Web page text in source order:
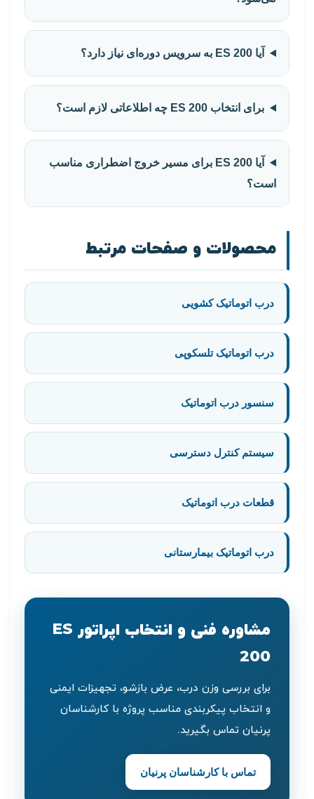
آیا ES 200 به سرویس دوره‌ای نیاز دارد؟
برای انتخاب ES 200 چه اطلاعاتی لازم است؟
آیا ES 200 برای مسیر خروج اضطراری مناسب
است؟
محصولات و صفحات مرتبط
درب اتوماتیک کشویی
درب اتوماتیک تلسکوپی
سنسور درب اتوماتیک
سیستم کنترل دسترسی
قطعات درب اتوماتیک
درب اتوماتیک بیمارستانی
مشاوره فنی و انتخاب اپراتور ES
200
برای بررسی وزن درب، عرض بازشو، تجهیزات ایمنی
و انتخاب پیکربندی مناسب پروژه با کارشناسان
پرنیان تماس بگیرید.
تماس با کارشناسان پرنیان